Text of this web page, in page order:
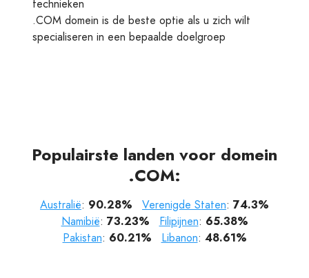
technieken
.COM domein is de beste optie als u zich wilt
specialiseren in een bepaalde doelgroep
Populairste landen voor domein
.COM:
Australië: 90.28% Verenigde Staten: 74.3%
Namibië: 73.23% Filipijnen: 65.38%
Pakistan: 60.21% Libanon: 48.61%